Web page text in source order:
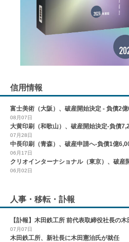
信用情報
富士美術（大阪）、破産開始決定 - 負債2
08月07日
大黄印刷（和歌山）、破産開始決定-負債
07月28日
中長印刷（青森）、破産申請へ-負債1億
06月17日
クリオインターナショナル（東京）、破産
06月02日
人事・移転・訃報
【訃報】木田鉄工所 前代表取締役社長の
07月07日
木田鉄工所、新社長に木田憲治氏が就任